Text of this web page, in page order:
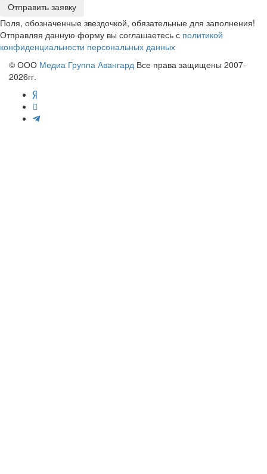
Отправить заявку
Поля, обозначенные звездочкой, обязательные для заполнения!
Отправляя данную форму вы соглашаетесь с политикой
конфиденциальности персональных данных
© ООО Медиа Группа Авангард Все права защищены 2007-
2026гг.